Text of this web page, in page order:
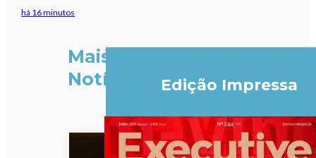
há 16 minutos
Mais
Notícias
Edição Impressa